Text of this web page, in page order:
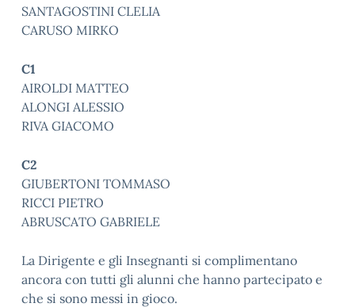
SANTAGOSTINI CLELIA
CARUSO MIRKO
C1
AIROLDI MATTEO
ALONGI ALESSIO
RIVA GIACOMO
C2
GIUBERTONI TOMMASO
RICCI PIETRO
ABRUSCATO GABRIELE
La Dirigente e gli Insegnanti si complimentano
ancora con tutti gli alunni che hanno partecipato e
che si sono messi in gioco.